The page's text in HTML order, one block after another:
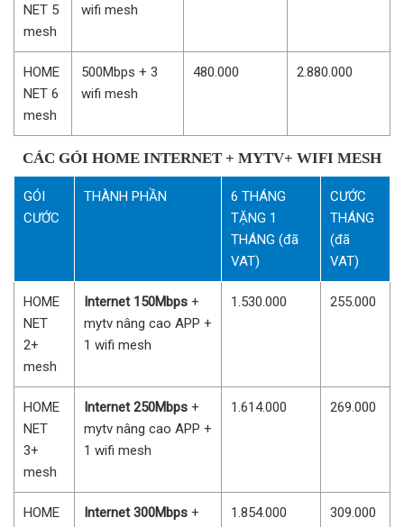
NET 5
mesh
wifi mesh
HOME
NET 6
mesh
500Mbps + 3
wifi mesh
480.000 2.880.000
CÁC GÓI HOME INTERNET + MYTV+ WIFI MESH
GÓI
CƯỚC
THÀNH PHẦN
6 THÁNG
TẶNG 1
THÁNG (đã
VAT)
CƯỚC
THÁNG
(đã
VAT)
HOME
NET
2+
mesh
Internet 150Mbps +
mytv nâng cao APP +
1 wifi mesh
1.530.000 255.000
HOME
NET
3+
mesh
Internet 250Mbps +
mytv nâng cao APP +
1 wifi mesh
1.614.000 269.000
HOME
Internet 300Mbps +
1.854.000 309.000